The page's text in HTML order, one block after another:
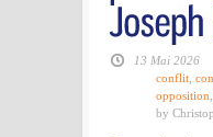
13 Mai 2026
conflit
opposition
by